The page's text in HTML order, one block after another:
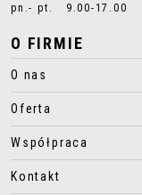
pn.- pt. 9.00-17.00
O FIRMIE
O nas
Oferta
Współpraca
Kontakt